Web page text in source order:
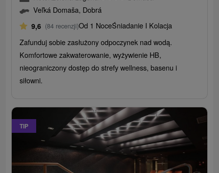
Veľká Domaša, Dobrá
9,6 (84 recenzji)Od 1 NoceŚniadanie I Kolacja
Zafunduj sobie zasłużony odpoczynek nad wodą.
Komfortowe zakwaterowanie, wyżywienie HB,
nieograniczony dostęp do strefy wellness, basenu i
siłowni.
TIP